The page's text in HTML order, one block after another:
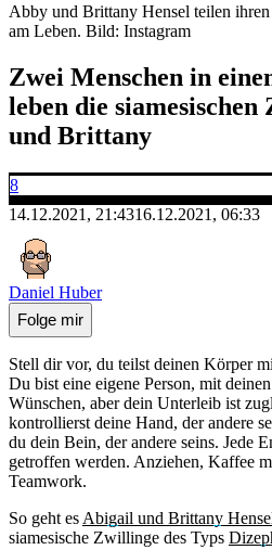
Abby und Brittany Hensel teilen
am Leben. Bild: Instagram
Zwei Menschen in
leben die
und Brittany
8
14.12.2021, 21:4316.12.2021, 06:33
Daniel Huber
Folge mir
Stell dir vor, du teilst deinen Körper
Du bist eine eigene Person, mit
Wünschen, aber dein Unterleib ist
kontrollierst deine Hand, der andere
du dein Bein, der andere seins. Jede
getroffen werden. Anziehen, Kaffee
Teamwork.
So geht es Abigail und Brittany
siamesische Zwillinge des Typs